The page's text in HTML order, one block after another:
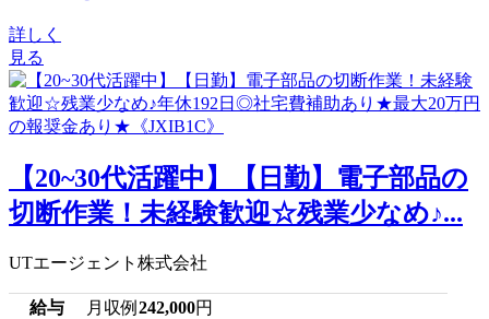
詳しく
見る
【20~30代活躍中】【日勤】電子部品の
切断作業！未経験歓迎☆残業少なめ♪...
UTエージェント株式会社
給与 月収例 242,000円